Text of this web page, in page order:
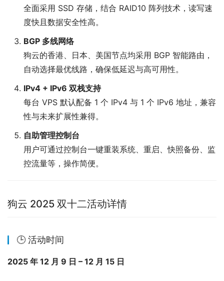
全面采用 SSD 存储，结合 RAID10 阵列技术，读写速
度快且数据安全性高。
BGP 多线网络
狗云的香港、日本、美国节点均采用 BGP 智能路由，
自动选择最优线路，确保低延迟与高可用性。
IPv4 + IPv6 双栈支持
每台 VPS 默认配备 1 个 IPv4 与 1 个 IPv6 地址，兼容
性与未来扩展性兼得。
自助管理控制台
用户可通过控制台一键重装系统、重启、快照备份、监
控流量等，操作简便。
狗云 2025 双十二活动详情
🕒 活动时间
2025 年 12 月 9 日 – 12 月 15 日